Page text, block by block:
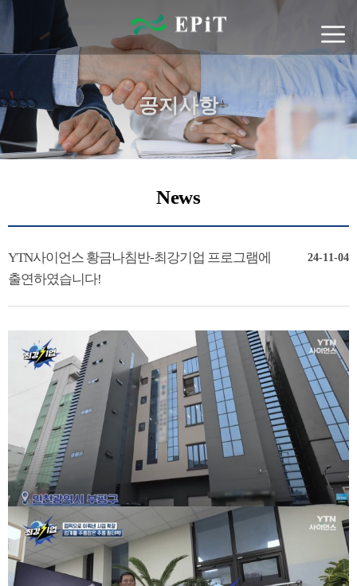
공지사항
News
YTN사이언스 황금나침반-최강기업 프로그램에
출연하였습니다!
24-11-04